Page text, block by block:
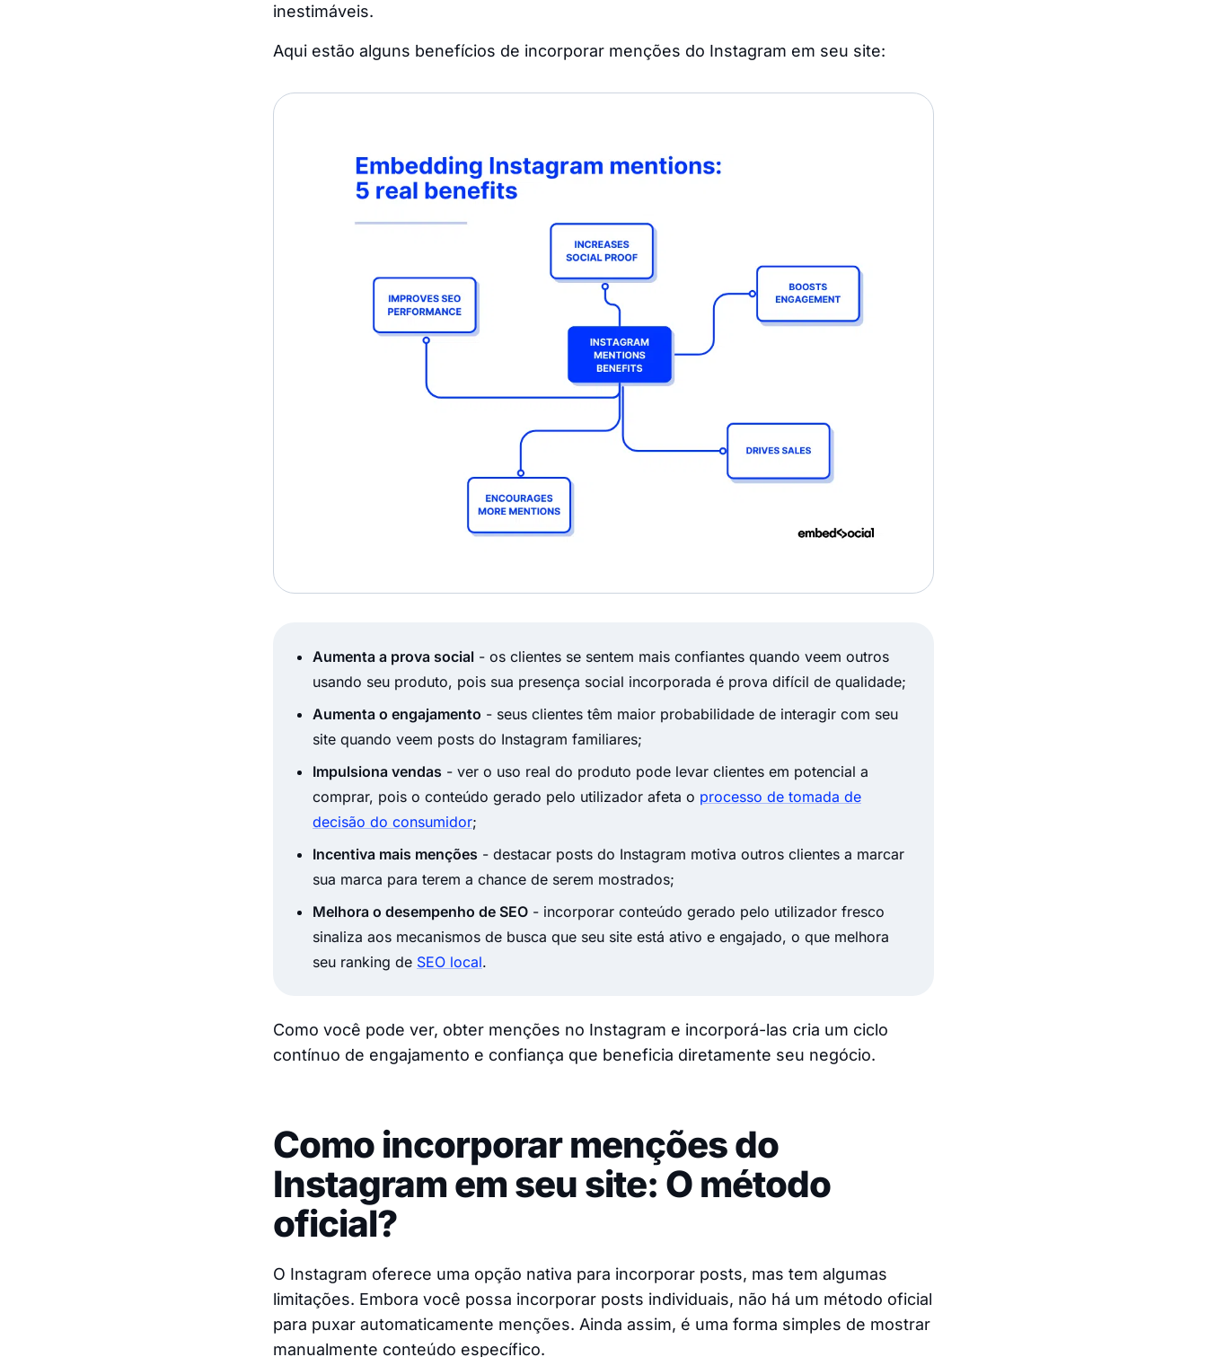
inestimáveis.
Aqui estão alguns benefícios de incorporar menções do Instagram em seu site:
Aumenta a prova social - os clientes se sentem mais confiantes quando veem outros
usando seu produto, pois sua presença social incorporada é prova difícil de qualidade;
Aumenta o engajamento - seus clientes têm maior probabilidade de interagir com seu
site quando veem posts do Instagram familiares;
Impulsiona vendas - ver o uso real do produto pode levar clientes em potencial a
comprar, pois o conteúdo gerado pelo utilizador afeta o processo de tomada de
decisão do consumidor;
Incentiva mais menções - destacar posts do Instagram motiva outros clientes a marcar
sua marca para terem a chance de serem mostrados;
Melhora o desempenho de SEO - incorporar conteúdo gerado pelo utilizador fresco
sinaliza aos mecanismos de busca que seu site está ativo e engajado, o que melhora
seu ranking de SEO local.
Como você pode ver, obter menções no Instagram e incorporá-las cria um ciclo
contínuo de engajamento e confiança que beneficia diretamente seu negócio.
Como incorporar menções do
Instagram em seu site: O método
oficial?
O Instagram oferece uma opção nativa para incorporar posts, mas tem algumas
limitações. Embora você possa incorporar posts individuais, não há um método oficial
para puxar automaticamente menções. Ainda assim, é uma forma simples de mostrar
manualmente conteúdo específico.